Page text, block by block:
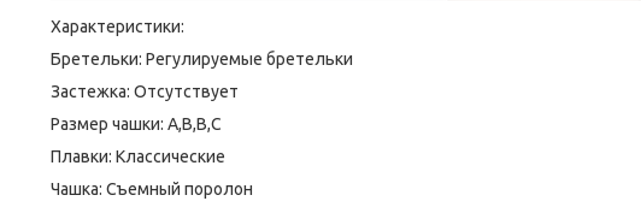
Характеристики:
Бретельки: Регулируемые бретельки
Застежка: Отсутствует
Размер чашки: A,B,B,C
Плавки: Классические
Чашка: Съемный поролон